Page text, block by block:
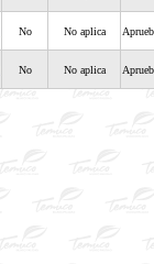
No No aplica
No No aplica